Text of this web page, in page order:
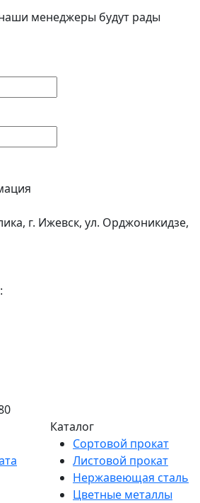
менеджеры будут рады
г. Ижевск, ул. Орджоникидзе,
Каталог
Сортовой прокат
Листовой прокат
Нержавеющая сталь
Цветные металлы